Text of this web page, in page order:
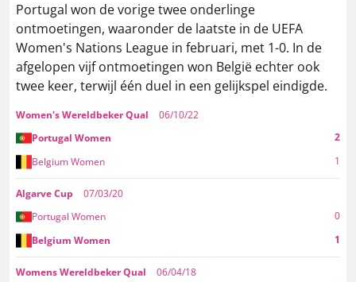
Portugal won de vorige twee onderlinge
ontmoetingen, waaronder de laatste in de UEFA
Women's Nations League in februari, met 1-0. In de
afgelopen vijf ontmoetingen won België echter ook
twee keer, terwijl één duel in een gelijkspel eindigde.
Women's Wereldbeker Qual
06/10/22
Portugal Women
2
Belgium Women
1
Algarve Cup
07/03/20
Portugal Women
0
Belgium Women
1
Womens Wereldbeker Qual
06/04/18